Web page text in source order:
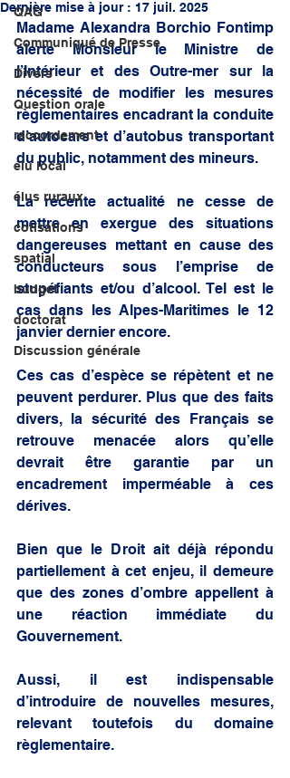
QAG
Communiqué de Presse
Divers
Question orale
raccordement
élu local
élus ruraux
cotisations
spatial
budget
doctorat
Discussion générale
Dernière mise à jour : 17 juil. 2025
Madame Alexandra Borchio Fontimp
alerte Monsieur le Ministre de
l’Intérieur et des Outre-mer sur la
nécessité de modifier les mesures
règlementaires encadrant la conduite
d’autocars et d’autobus transportant
du public, notamment des mineurs.
La récente actualité ne cesse de
mettre en exergue des situations
dangereuses mettant en cause des
conducteurs sous l’emprise de
stupéfiants et/ou d’alcool. Tel est le
cas dans les Alpes-Maritimes le 12
janvier dernier encore.
Ces cas d’espèce se répètent et ne
peuvent perdurer. Plus que des faits
divers, la sécurité des Français se
retrouve menacée alors qu’elle
devrait être garantie par un
encadrement imperméable à ces
dérives.
Bien que le Droit ait déjà répondu
partiellement à cet enjeu, il demeure
que des zones d’ombre appellent à
une réaction immédiate du
Gouvernement.
Aussi, il est indispensable
d’introduire de nouvelles mesures,
relevant toutefois du domaine
règlementaire.